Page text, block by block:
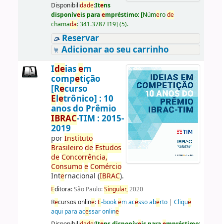
Disponibilidade:Itens
disponíveis paraempréstimo: [Númerode
chamada:341.3787 I19] (5).
Reservar
Adicionar ao seu carrinho
Ideiasem
competição
[Recurso
Eletrônico] : 10
anos do Prêmio
IBRAC-TIM : 2015-
2019
porInstituto
Brasileiro de Estudos
de Concorrência,
Consumo e Comércio
Internacional (IBRAC).
Editora:São Paulo:Singular,2020
Recursos online: E-bookem acesso aberto| Clique
aqui para acessar online